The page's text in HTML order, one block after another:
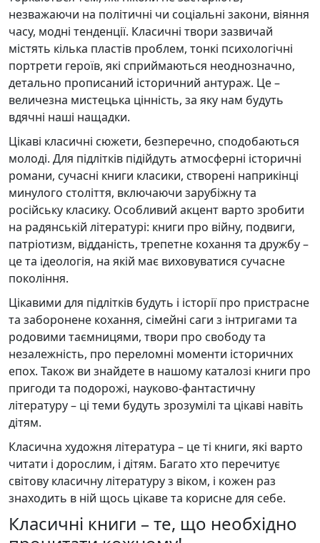
незважаючи на політичні чи соціальні закони, віяння
часу, модні тенденції. Класичні твори зазвичай
містять кілька пластів проблем, тонкі психологічні
портрети героїв, які сприймаються неоднозначно,
детально прописаний історичний антураж. Це –
величезна мистецька цінність, за яку нам будуть
вдячні наші нащадки.
Цікаві класичні сюжети, безперечно, сподобаються
молоді. Для підлітків підійдуть атмосферні історичні
романи, сучасні книги класики, створені наприкінці
минулого століття, включаючи зарубіжну та
російську класику. Особливий акцент варто зробити
на радянській літературі: книги про війну, подвиги,
патріотизм, відданість, трепетне кохання та дружбу –
це та ідеологія, на якій має виховуватися сучасне
покоління.
Цікавими для підлітків будуть і історії про пристрасне
та заборонене кохання, сімейні саги з інтригами та
родовими таємницями, твори про свободу та
незалежність, про переломні моменти історичних
епох. Також ви знайдете в нашому каталозі книги про
пригоди та подорожі, науково-фантастичну
літературу – ці теми будуть зрозумілі та цікаві навіть
дітям.
Класична художня література – це ті книги, які варто
читати і дорослим, і дітям. Багато хто перечитує
світову класичну літературу з віком, і кожен раз
знаходить в ній щось цікаве та корисне для себе.
Класичні книги – те, що необхідно